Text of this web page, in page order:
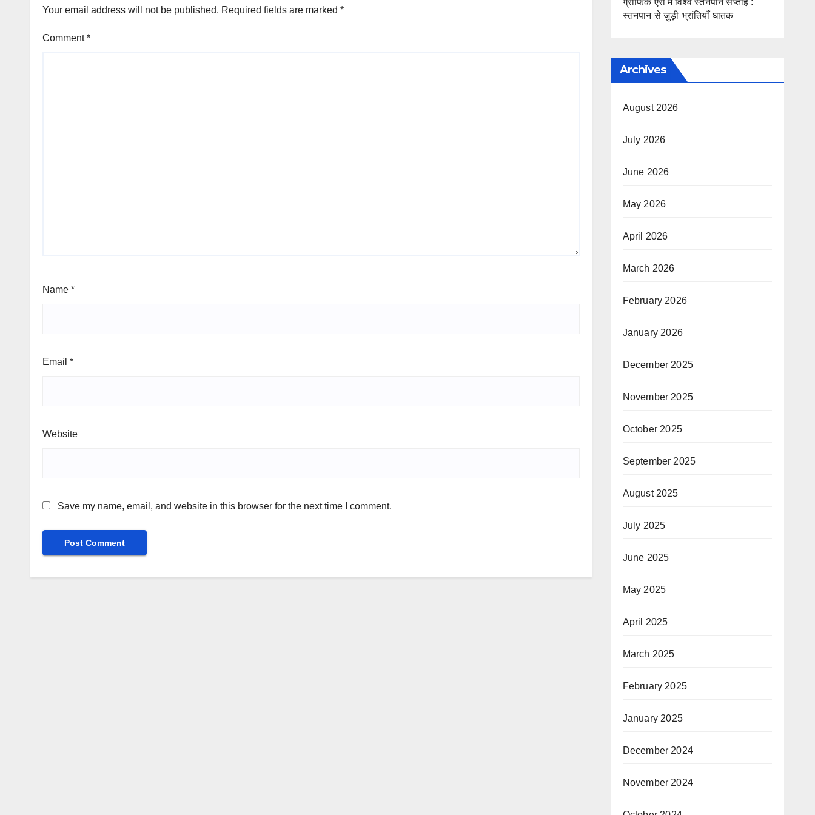
Your email address will not be published. Required fields are marked *
Comment*
Name *
Email *
Website
Save my name, email, and website in this browser for the next time I comment.
ग्राफिक एरा में विश्व स्तनपान सप्ताह :
स्तनपान से जुड़ी भ्रांतियाँ घातक
Archives
August 2026
July 2026
June 2026
May 2026
April 2026
March 2026
February 2026
January 2026
December 2025
November 2025
October 2025
September 2025
August 2025
July 2025
June 2025
May 2025
April 2025
March 2025
February 2025
January 2025
December 2024
November 2024